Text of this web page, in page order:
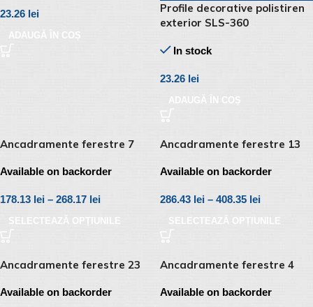
23.26 lei
ADAUGĂ ÎN COȘ
Profile decorative polistiren
exterior SLS-360
In stock
23.26 lei
ADAUGĂ ÎN COȘ
Ancadramente ferestre 7
Available on backorder
178.13 lei – 268.17 lei
SELECTEAZĂ OPȚIUNILE
Ancadramente ferestre 13
Available on backorder
286.43 lei – 408.35 lei
SELECTEAZĂ OPȚIUNILE
Ancadramente ferestre 23
Available on backorder
Ancadramente ferestre 4
Available on backorder